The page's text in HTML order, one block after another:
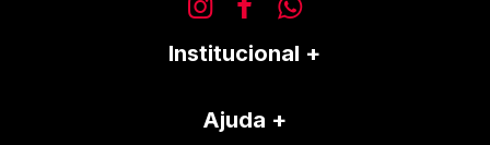
Institucional
Ajuda